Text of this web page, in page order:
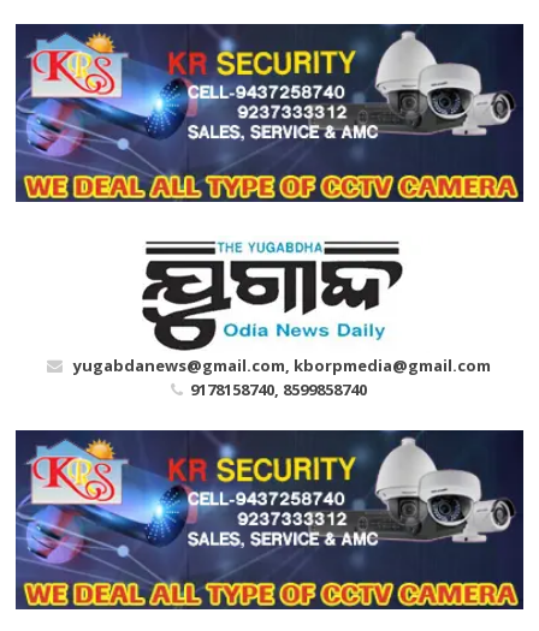
content
yugabdanews@gmail.com, kborpmedia@gmail.com
9178158740, 8599858740